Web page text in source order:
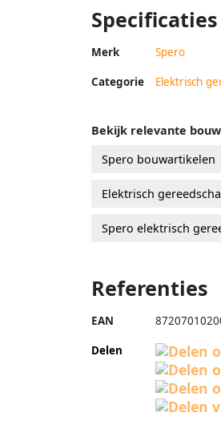
Specificaties
Merk Spero
Categorie Elektrisch
Bekijk relevante
Spero bouwartikelen
Elektrisch
Spero elektrisch
Referenties
EAN
Delen